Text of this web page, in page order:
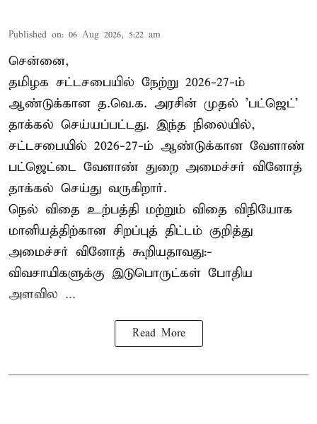
Published on: 06 Aug 2026, 5:22 am
சென்னை,
தமிழக சட்டசபையில் நேற்று 2026-27-ம்
ஆண்டுக்கான த.வெ.க. அரசின் முதல் 'பட்ஜெட்'
தாக்கல் செய்யப்பட்டது. இந்த நிலையில்,
சட்டசபையில் 2026-27-ம் ஆண்டுக்கான வேளாண்
பட்ஜெட்டை வேளாண் துறை அமைச்சர் வினோத்
தாக்கல் செய்து வருகிறார்.
நெல் விதை உற்பத்தி மற்றும் விதை விநியோக
மானியத்திற்கான சிறப்புத் திட்டம் குறித்து
அமைச்சர் வினோத் கூறியதாவது:-
விவசாயிகளுக்கு இடுபொருட்கள் போதிய
அளவில ...
Read More